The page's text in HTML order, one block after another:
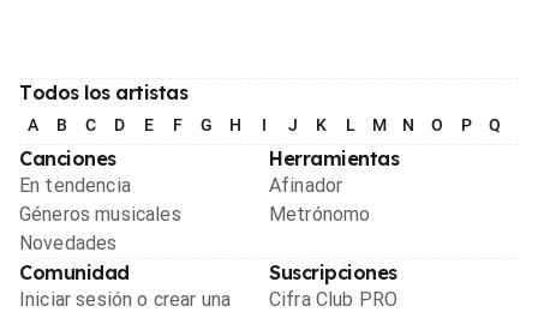
Todos los artistas
A B C D E F G H I J K L M N O P Q
Canciones
En tendencia
Géneros musicales
Novedades
Herramientas
Afinador
Metrónomo
Comunidad
Iniciar sesión o crear una
Suscripciones
Cifra Club PRO